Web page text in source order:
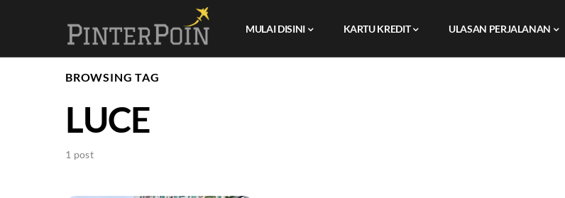
MULAI DISINI KARTU KREDIT ULASAN PERJALANAN
BROWSING TAG
LUCE
1 post